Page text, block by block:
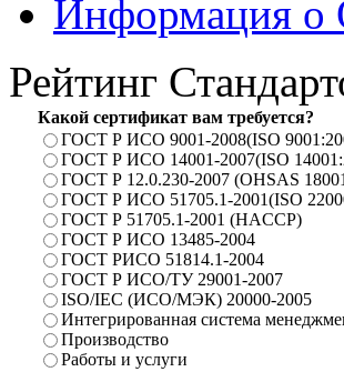
Информация о
Рейтинг
Какой сертификат вам требуется?
ГОСТ Р ИСО 9001-2008(ISO
ГОСТ Р ИСО 14001-2007(ISO
ГОСТ Р 12.0.230-2007 (OHSAS
ГОСТ Р ИСО 51705.1-2001(ISO
ГОСТ Р 51705.1-2001 (HACCP)
ГОСТ Р ИСО 13485-2004
ГОСТ РИСО 51814.1-2004
ГОСТ Р ИСО/ТУ 29001-2007
ISO/IEC (ИСО/МЭК) 20000-2005
Интегрированная система
Производство
Работы и услуги